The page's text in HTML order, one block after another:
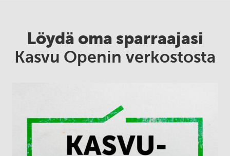
Löydä oma sparraajasi
Kasvu Openin verkostosta